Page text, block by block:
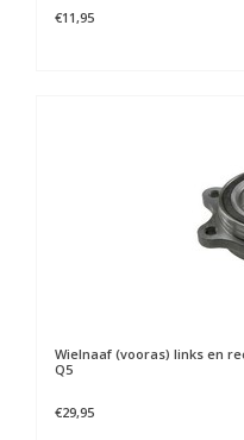
€11,95
Wielnaaf (vooras) links en
Q5
€29,95